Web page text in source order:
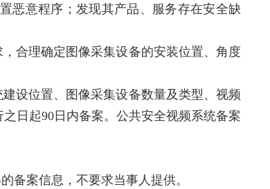
恶意程序；发现其产品、服务存在安全缺
合理确定图像采集设备的安装位置、角度
设位置、图像采集设备数量及类型、视频
日起90日内备案。公共安全视频系统备案
备案信息，不要求当事人提供。